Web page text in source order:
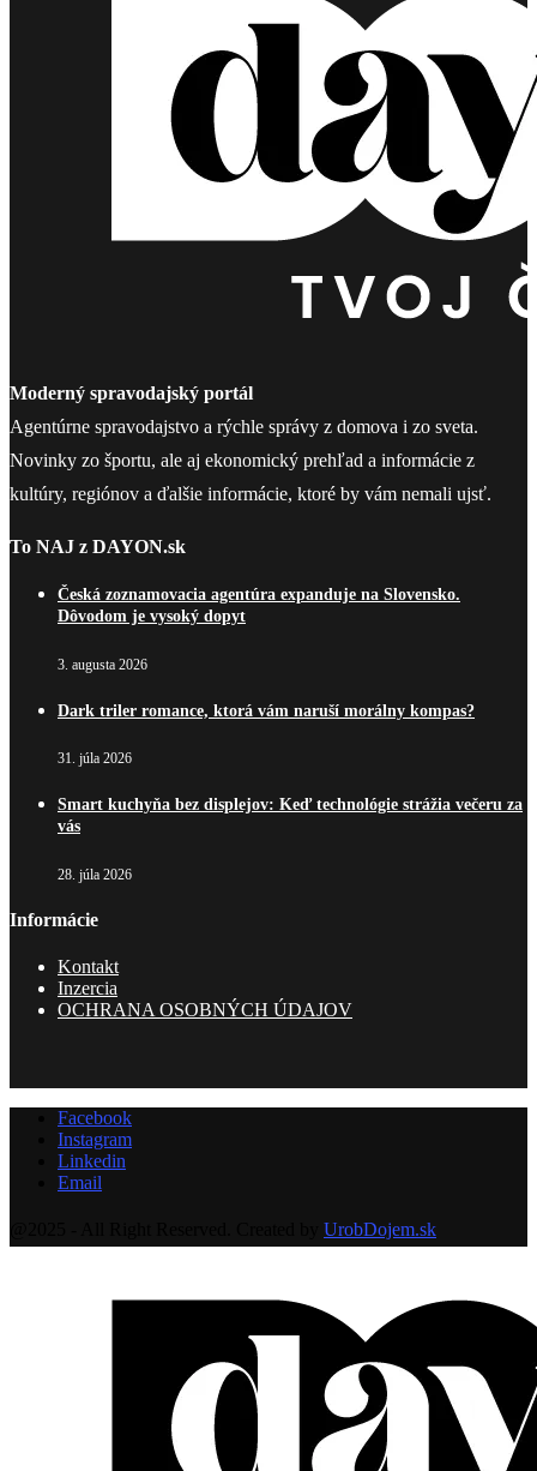
Moderný spravodajský portál
Agentúrne spravodajstvo a rýchle správy z domova i zo sveta.
Novinky zo športu, ale aj ekonomický prehľad a informácie z
kultúry, regiónov a ďalšie informácie, ktoré by vám nemali ujsť.
To NAJ z DAYON.sk
Česká zoznamovacia agentúra expanduje na Slovensko.
Dôvodom je vysoký dopyt
3. augusta 2026
Dark triler romance, ktorá vám naruší morálny kompas?
31. júla 2026
Smart kuchyňa bez displejov: Keď technológie strážia večeru za
vás
28. júla 2026
Informácie
Kontakt
Inzercia
OCHRANA OSOBNÝCH ÚDAJOV
Facebook
Instagram
Linkedin
Email
UrobDojem.sk